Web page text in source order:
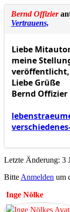
Bernd Offizier
Vertrauens,
Liebe
meine
veröffentlicht,
Liebe Grüße
Bernd Offizier
Letzte Änderung: 3
BitteAnmelden um
Inge Nölke